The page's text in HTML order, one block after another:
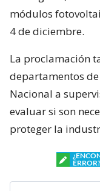
módulos
4 de diciembre.
La proclamación
departamentos
Nacional a
evaluar si son
proteger la
ERROR?